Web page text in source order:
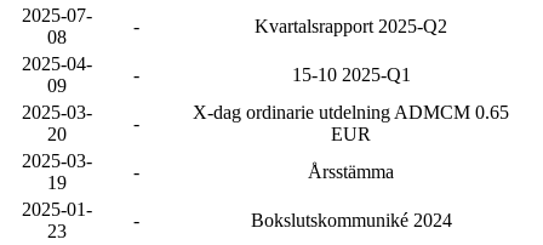
2025-07-
08
-
Kvartalsrapport 2025-Q2
2025-04-
09
-
15-10 2025-Q1
2025-03-
20
-
X-dag ordinarie utdelning ADMCM 0.65
EUR
2025-03-
19
-
Årsstämma
2025-01-
23
-
Bokslutskommuniké 2024